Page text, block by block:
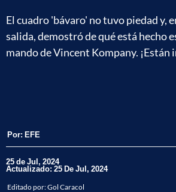
El cuadro 'bávaro' no tuvo piedad y,
salida, demostró de qué está hecho
mando de Vincent Kompany. ¡Están
Por: EFE
25 de Jul, 2024
Actualizado: 25 De Jul, 2024
Editado por:Gol Caracol